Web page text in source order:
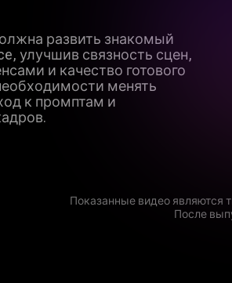
развить знакомый
улучшив связность сцен,
и качество готового
менять
к промптам и
Показанные видео являются
После